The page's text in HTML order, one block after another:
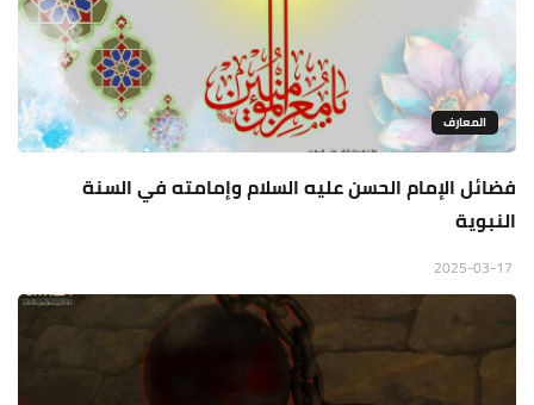
المعارف
فضائل الإمام الحسن عليه السلام وإمامته في السنة
النبوية